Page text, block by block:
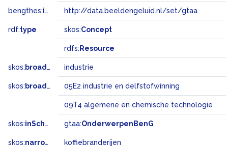
bengthes:inSet http://data.beeldengeluid.nl/set/gtaa
rdf:type skos:Concept
rdfs: Resource
skos: broader industrie
skos: broadMatch 05E2 industrie en delfstofwinning
09T4 algemene en chemische technologie
skos:inScheme gtaa:OnderwerpenBenG
skos:narrower koffiebranderijen